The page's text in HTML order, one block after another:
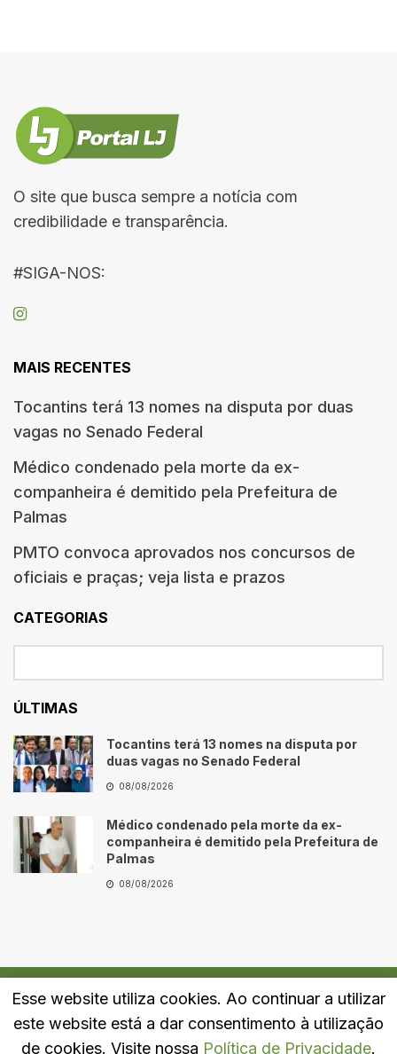
O site que busca sempre a notícia com
credibilidade e transparência.
#SIGA-NOS:
MAIS RECENTES
Tocantins terá 13 nomes na disputa por duas
vagas no Senado Federal
Médico condenado pela morte da ex-
companheira é demitido pela Prefeitura de
Palmas
PMTO convoca aprovados nos concursos de
oficiais e praças; veja lista e prazos
CATEGORIAS
ÚLTIMAS
Tocantins terá 13 nomes na disputa por
duas vagas no Senado Federal
08/08/2026
Médico condenado pela morte da ex-
companheira é demitido pela Prefeitura de
Palmas
08/08/2026
Quem Somos Fale Conosco Política de Privacidade
Esse website utiliza cookies. Ao continuar a utilizar
este website está a dar consentimento à utilização
de cookies. Visite nossa Política de Privacidade.